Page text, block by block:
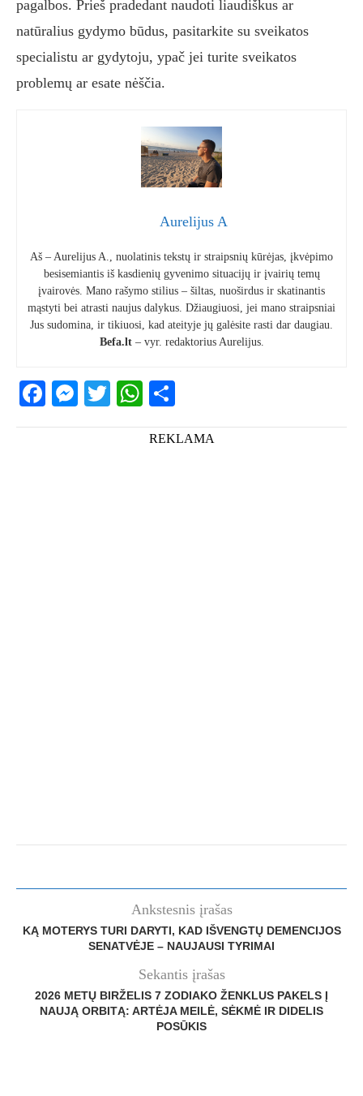
pagalbos. Prieš pradedant naudoti liaudiškus ar
natūralius gydymo būdus, pasitarkite su sveikatos
specialistu ar gydytoju, ypač jei turite sveikatos
problemų ar esate nėščia.
Aurelijus A
Aš – Aurelijus A., nuolatinis tekstų ir straipsnių kūrėjas, įkvėpimo
besisemiantis iš kasdienių gyvenimo situacijų ir įvairių temų
įvairovės. Mano rašymo stilius – šiltas, nuoširdus ir skatinantis
mąstyti bei atrasti naujus dalykus. Džiaugiuosi, jei mano straipsniai
Jus sudomina, ir tikiuosi, kad ateityje jų galėsite rasti dar daugiau.
Befa.lt– vyr. redaktorius Aurelijus.
Facebook
Messenger
TwitterWhatsApp
REKLAMA
Ankstesnis įrašas
KĄ MOTERYS TURI DARYTI, KAD IŠVENGTŲ DEMENCIJOS
SENATVĖJE – NAUJAUSI TYRIMAI
Sekantis įrašas
2026 METŲ BIRŽELIS 7 ZODIAKO ŽENKLUS PAKELS Į
NAUJĄ ORBITĄ: ARTĖJA MEILĖ, SĖKMĖ IR DIDELIS
POSŪKIS